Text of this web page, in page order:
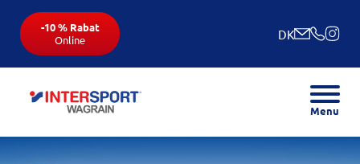
-10 % Rabat
Online
DK
Menu